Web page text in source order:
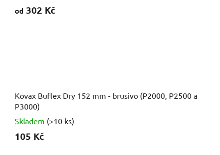
od 302 Kč
Kovax Buflex Dry 152 mm - brusivo (P2000, P2500 a
P3000)
Skladem (>10 ks)
105 Kč